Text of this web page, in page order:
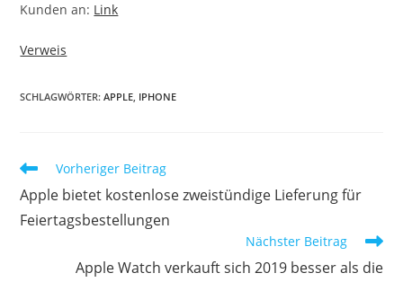
Kunden an: Link
Verweis
SCHLAGWÖRTER:APPLE, IPHONE
Vorheriger Beitrag
Apple bietet kostenlose zweistündige Lieferung für
Feiertagsbestellungen
Nächster Beitrag
Apple Watch verkauft sich 2019 besser als die